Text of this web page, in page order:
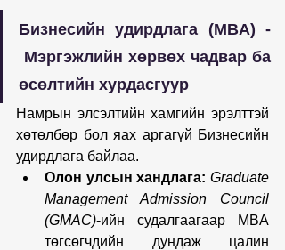
Бизнесийн удирдлага (MBA) -
Мэргэжлийн хөрвөх чадвар ба
өсөлтийн хурдасгуур
Намрын элсэлтийн хамгийн эрэлттэй
хөтөлбөр бол яах аргагүй Бизнесийн
удирдлага байлаа.
Олон улсын хандлага: Graduate
Management Admission Council
(GMAC)-ийн судалгаагаар MBA
төгсөгчдийн дундаж цалин